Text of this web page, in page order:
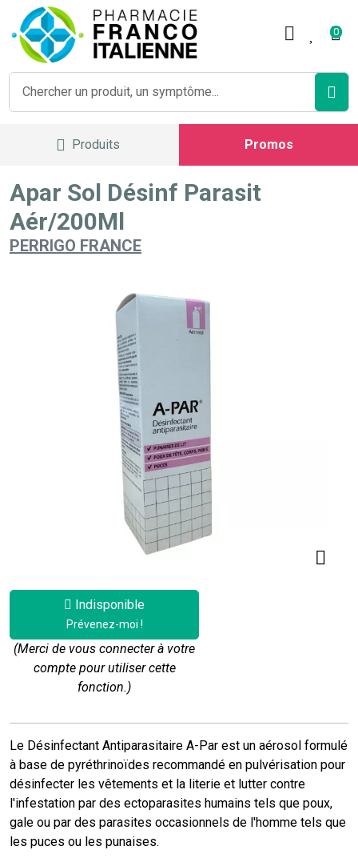
0
Produits Promos
Apar Sol Désinf Parasit
Aér/200Ml
PERRIGO FRANCE
Indisponible
Prévenez-moi !
(Merci de vous connecter à votre
compte pour utiliser cette
fonction.)
Le Désinfectant Antiparasitaire A-Par est un aérosol formulé
à base de pyréthrinoïdes recommandé en pulvérisation pour
désinfecter les vêtements et la literie et lutter contre
l'infestation par des ectoparasites humains tels que poux,
gale ou par des parasites occasionnels de l'homme tels que
les puces ou les punaises.